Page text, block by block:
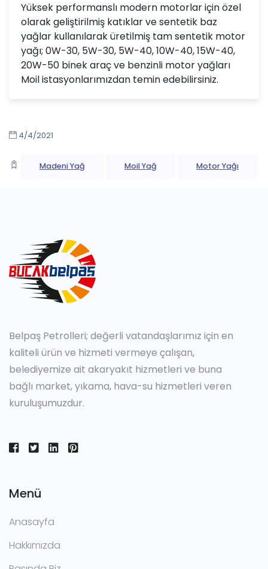
Yüksek performanslı modern motorlar için özel
olarak geliştirilmiş katıklar ve sentetik baz
yağlar kullanılarak üretilmiş tam sentetik motor
yağı; 0W-30, 5W-30, 5W-40, 10W-40, 15W-40,
20W-50 binek araç ve benzinli motor yağları
Moil istasyonlarımızdan temin edebilirsiniz.
4/4/2021
Madeni Yağ Moil Yağ Motor Yağı
Belpaş Petrolleri; değerli vatandaşlarımız için en
kaliteli ürün ve hizmeti vermeye çalışan,
belediyemize ait akaryakıt hizmetleri ve buna
bağlı market, yıkama, hava-su hizmetleri veren
kuruluşumuzdur.
Menü
Anasayfa
Hakkımızda